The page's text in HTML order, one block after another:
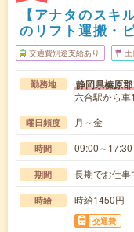
【アナタのスキ
のリフト運搬・
交通費別途支給あり
勤務地 静岡県榛原郡
六合駅から車
曜日頻度 月～金
時間 09:00～17:30
期間 長期でお仕事
時給 時給1450円
交通費